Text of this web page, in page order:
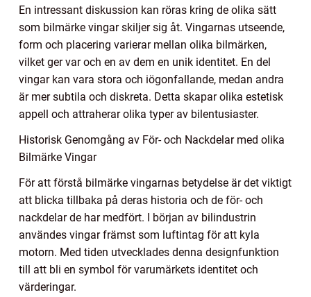
En intressant diskussion kan röras kring de olika sätt
som bilmärke vingar skiljer sig åt. Vingarnas utseende,
form och placering varierar mellan olika bilmärken,
vilket ger var och en av dem en unik identitet. En del
vingar kan vara stora och iögonfallande, medan andra
är mer subtila och diskreta. Detta skapar olika estetisk
appell och attraherar olika typer av bilentusiaster.
Historisk Genomgång av För- och Nackdelar med olika
Bilmärke Vingar
För att förstå bilmärke vingarnas betydelse är det viktigt
att blicka tillbaka på deras historia och de för- och
nackdelar de har medfört. I början av bilindustrin
användes vingar främst som luftintag för att kyla
motorn. Med tiden utvecklades denna designfunktion
till att bli en symbol för varumärkets identitet och
värderingar.